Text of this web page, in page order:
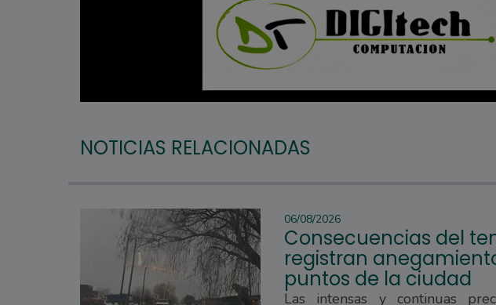
NOTICIAS RELACIONADAS
06/08/2026
Consecuencias del
registran
puntos de la ciudad
Las intensas y continuas